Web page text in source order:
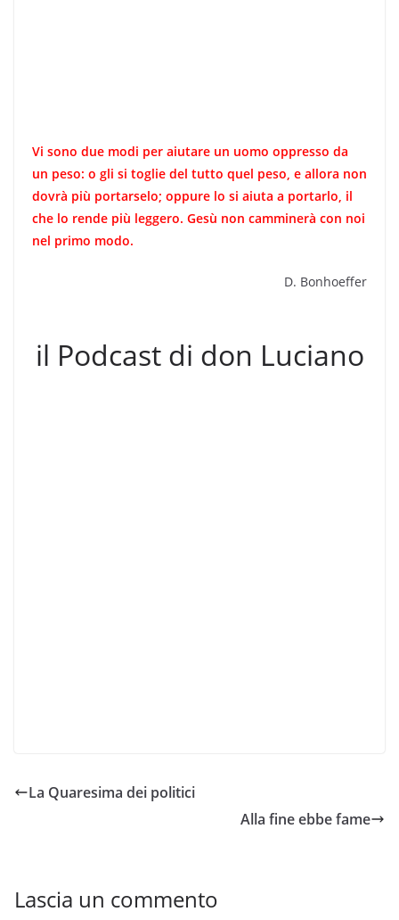
Vi sono due modi per aiutare un uomo oppres­so da
un peso: o gli si toglie del tutto quel peso, e allora non
dovrà più portarselo; oppure lo si aiuta a portarlo, il
che lo rende più leggero. Ge­sù non camminerà con noi
nel primo modo.
D. Bonhoeffer
il Podcast di don Luciano
La Quaresima dei politici
Alla fine ebbe fame
Lascia un commento